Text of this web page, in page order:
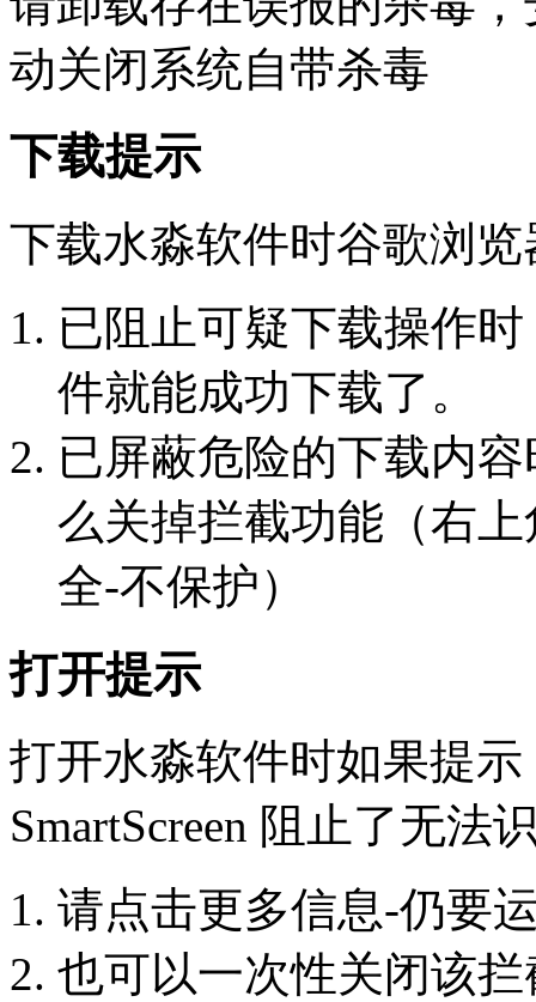
动关闭系统自带杀毒
下载提示
下载水淼软件时谷歌浏
已阻止可疑下载操作
件就能成功下载了。
已屏蔽危险的下载内
么关掉拦截功能（右
全-不保护）
打开提示
打开水淼软件时如果提示
SmartScreen 阻止了无法
请点击更多信息-仍要
也可以一次性关闭该